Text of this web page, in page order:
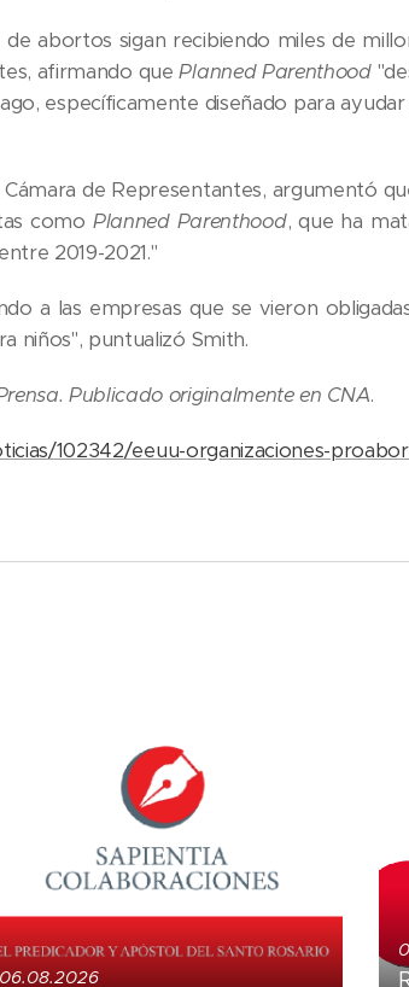
abortos sigan recibiendo miles de
afirmando quePlanned Parenthood
específicamente diseñado para
de Representantes, argumentó
como Planned Parenthood, que ha
2019-2021."
a las empresas que se vieron
niños", puntualizó Smith.
Publicado originalmente en CNA.
102342/eeuu-organizaciones-
06.08.2026